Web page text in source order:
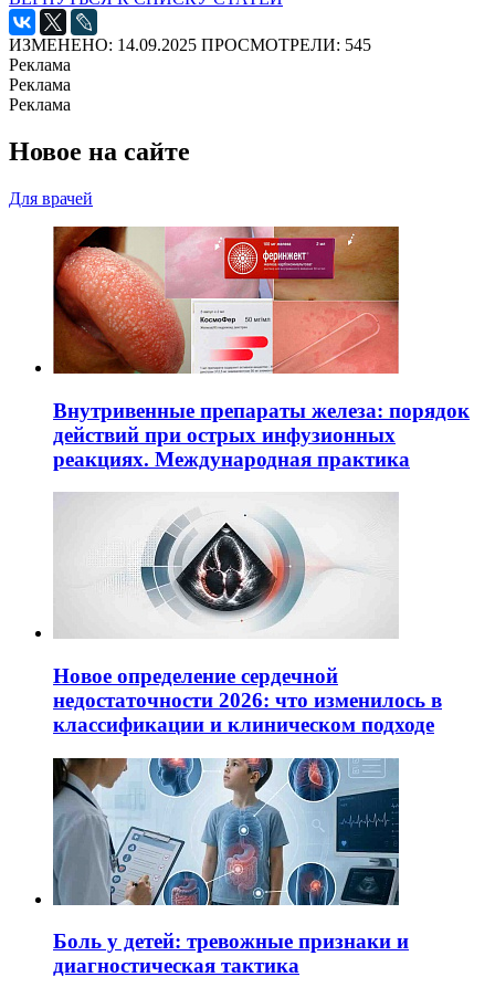
ИЗМЕНЕНО: 14.09.2025 ПРОСМОТРЕЛИ: 545
Реклама
Реклама
Реклама
Новое на сайте
Для врачей
Внутривенные препараты железа: порядок
действий при острых инфузионных
реакциях. Международная практика
Новое определение сердечной
недостаточности 2026: что изменилось в
классификации и клиническом подходе
Боль у детей: тревожные признаки и
диагностическая тактика